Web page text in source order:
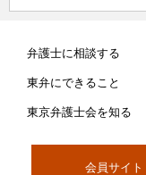
弁護士に相談する
東弁にできること
東京弁護士会を知る
会員サイト